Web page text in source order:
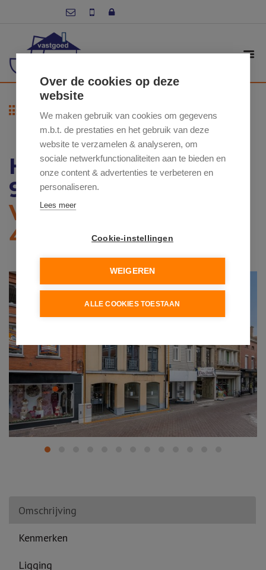
Terug naar overzicht
HOOGSTRAAT 36 ,
9620 ZOTTEGEM
VRAAGPRIJS: €
499 250
Omschrijving
Kenmerken
Ligging
Over de cookies op deze
website
We maken gebruik van cookies om gegevens
m.b.t. de prestaties en het gebruik van deze
website te verzamelen & analyseren, om
sociale netwerkfunctionaliteiten aan te bieden en
onze content & advertenties te verbeteren en
personaliseren.
Lees meer
Cookie-instellingen
WEIGEREN
ALLE COOKIES TOESTAAN